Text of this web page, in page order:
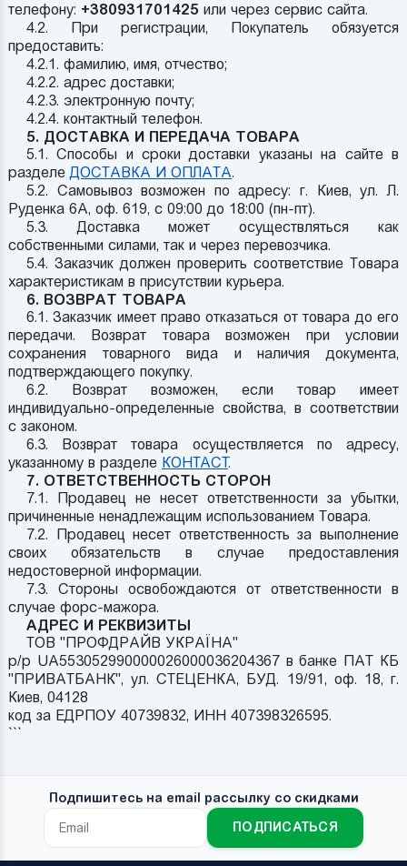
телефону: +380931701425или через сервис сайта.
4.2. При регистрации, Покупатель обязуется
предоставить:
4.2.1. фамилию, имя, отчество;
4.2.2. адрес доставки;
4.2.3. электронную почту;
4.2.4. контактный телефон.
5. ДОСТАВКА И ПЕРЕДАЧА ТОВАРА
5.1. Способы и сроки доставки указаны на сайте в
разделеДОСТАВКА И ОПЛАТА.
5.2. Самовывоз возможен по адресу: г. Киев, ул. Л.
Руденка 6А, оф. 619, с 09:00 до 18:00 (пн-пт).
5.3. Доставка может осуществляться как
собственными силами, так и через перевозчика.
5.4. Заказчик должен проверить соответствие Товара
характеристикам в присутствии курьера.
6. ВОЗВРАТ ТОВАРА
6.1. Заказчик имеет право отказаться от товара до его
передачи. Возврат товара возможен при условии
сохранения товарного вида и наличия документа,
подтверждающего покупку.
6.2. Возврат возможен, если товар имеет
индивидуально-определенные свойства, в соответствии
с законом.
6.3. Возврат товара осуществляется по адресу,
указанному в разделе КОНTACT.
7. ОТВЕТСТВЕННОСТЬ СТОРОН
7.1. Продавец не несет ответственности за убытки,
причиненные ненадлежащим использованием Товара.
7.2. Продавец несет ответственность за выполнение
своих обязательств в случае предоставления
недостоверной информации.
7.3. Стороны освобождаются от ответственности в
случае форс-мажора.
АДРЕС И РЕКВИЗИТЫ
ТОВ "ПРОФДРАЙВ УКРАЇНА"
р/р UA553052990000026000036204367 в банке ПАТ КБ
"ПРИВАТБАНК", ул. СТЕЦЕНКА, БУД. 19/91, оф. 18, г.
Киев, 04128
код за ЕДРПОУ 40739832, ИНН 407398326595.
```
Подпишитесь на email рассылку со скидками
ПОДПИСАТЬСЯ